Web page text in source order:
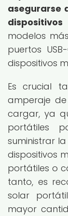
asegurarse
modelos
puertos
dispositivos
Es crucial
amperaje
cargar, ya
portátiles
suministrar
dispositivos
portátiles o
tanto, es
solar
mayor